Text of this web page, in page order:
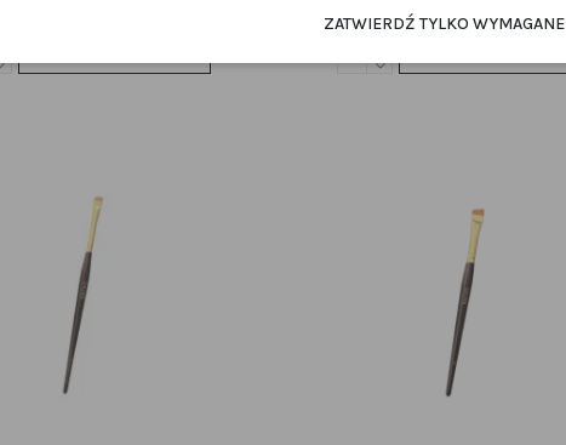
125,30 zł
ZATWIERDŹ TYLKO WYMAGANE